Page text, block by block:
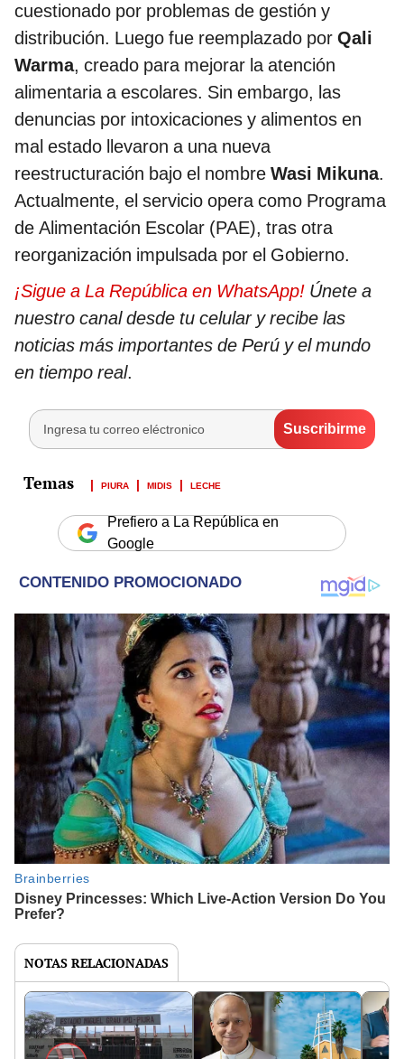
cuestionado por problemas de gestión y
distribución. Luego fue reemplazado por Qali
Warma, creado para mejorar la atención
alimentaria a escolares. Sin embargo, las
denuncias por intoxicaciones y alimentos en
mal estado llevaron a una nueva
reestructuración bajo el nombre Wasi Mikuna.
Actualmente, el servicio opera como Programa
de Alimentación Escolar (PAE), tras otra
reorganización impulsada por el Gobierno.
¡Sigue a La República en WhatsApp! Únete a
nuestro canal desde tu celular y recibe las
noticias más importantes de Perú y el mundo
en tiempo real.
PIURA MIDIS LECHE
Prefiero a La República en
Google
NOTAS RELACIONADAS